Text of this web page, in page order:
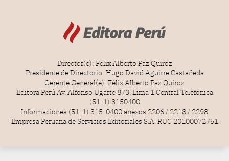
Director(e): Félix Alberto Paz Quiroz
Presidente de Directorio: Hugo David Aguirre Castañeda
Gerente General(e): Félix Alberto Paz Quiroz
Editora Perú Av. Alfonso Ugarte 873, Lima 1 Central Telefónica
(51-1) 3150400
Informaciones (51-1) 315-0400 anexos 2206 / 2218 / 2298
Empresa Peruana de Servicios Editoriales S.A. RUC 20100072751